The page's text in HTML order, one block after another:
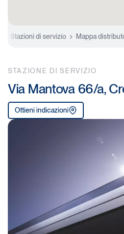
Stazioni di servizio Mappa
STAZIONE DI SERVIZIO
Via Mantova 66/a,
Ottieni indicazioni